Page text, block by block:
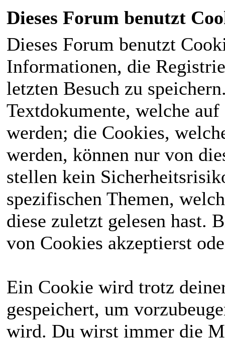
Dieses Forum benutzt
Dieses Forum benutzt
Informationen, die
letzten Besuch zu
Textdokumente, welche
werden; die Cookies,
werden, können nur von
stellen kein
spezifischen Themen,
diese zuletzt gelesen hast.
von Cookies akzeptierst
Ein Cookie wird trotz
gespeichert, um
wird. Du wirst immer die